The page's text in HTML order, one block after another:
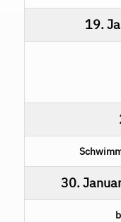
19.
30.